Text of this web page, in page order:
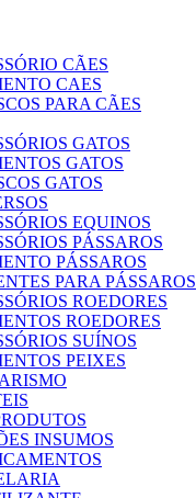
CÃES
CAES
PARA CÃES
GATOS
GATOS
GATOS
EQUINOS
PÁSSAROS
PÁSSAROS
PARA PÁSSAROS
ROEDORES
ROEDORES
SUÍNOS
PEIXES
INSUMOS